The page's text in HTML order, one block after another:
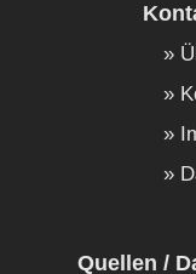
Quellen /